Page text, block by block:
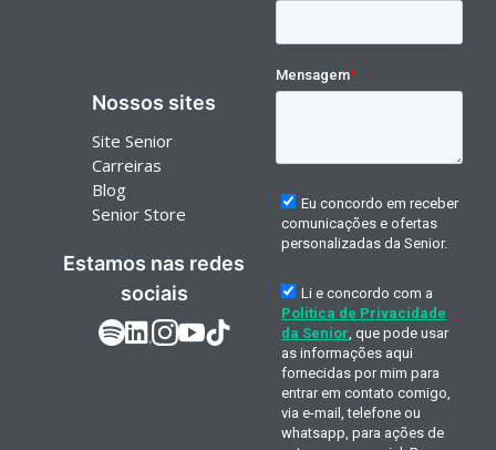
Nossos sites
Site Senior
Carreiras
Blog
Senior Store
Estamos nas redes
sociais